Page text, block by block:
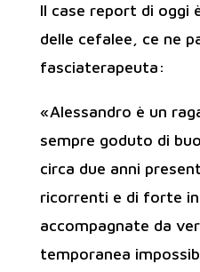
Il case report di oggi
delle cefalee, ce ne
fasciaterapeuta:
«Alessandro è un
sempre goduto di
circa due anni
ricorrenti e di forte
accompagnate da
temporanea